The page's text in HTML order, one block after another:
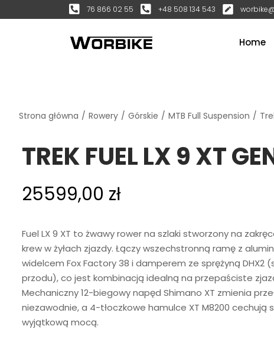
76 866 02 55 +48 508 134 543
Home
Strona główna / Rowery / Górskie / MTB Full Suspension /
TREK FUEL LX 9 XT
25599,00 zł
Fuel LX 9 XT to żwawy rower na szlaki stworzony na
krew w żyłach zjazdy. Łączy wszechstronną ramę z
widelcem Fox Factory 38 i damperem ze sprężyną DHX2
przodu), co jest kombinacją idealną na przepaściste
Mechaniczny 12-biegowy napęd Shimano XT zmienia
niezawodnie, a 4-tłoczkowe hamulce XT M8200 cechują
wyjątkową mocą.